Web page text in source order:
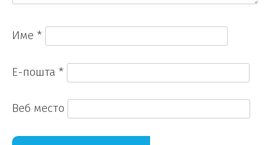
Име *
Е-пошта *
Веб место